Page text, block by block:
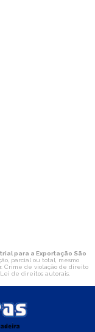
para a Exportação São
parcial ou total, mesmo
Crime de violação de direito
Lei de direitos autorais.